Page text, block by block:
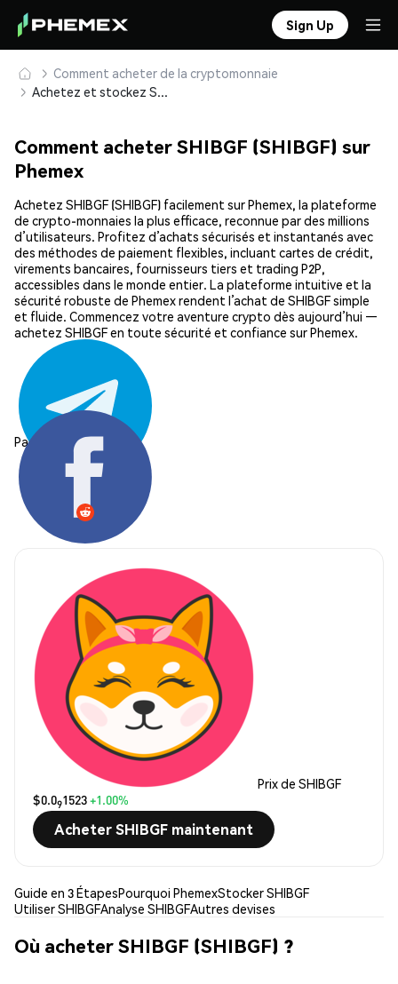
Sign Up
Comment acheter de la cryptomonnaie
Achetez et stockez SHIBGF (SHIBGF) en toute sécurité
Comment acheter SHIBGF (SHIBGF) sur
Phemex
Achetez SHIBGF (SHIBGF) facilement sur Phemex, la plateforme
de crypto-monnaies la plus efficace, reconnue par des millions
d’utilisateurs. Profitez d’achats sécurisés et instantanés avec
des méthodes de paiement flexibles, incluant cartes de crédit,
virements bancaires, fournisseurs tiers et trading P2P,
accessibles dans le monde entier. La plateforme intuitive et la
sécurité robuste de Phemex rendent l’achat de SHIBGF simple
et fluide. Commencez votre aventure crypto dès aujourd’hui —
achetez SHIBGF en toute sécurité et confiance sur Phemex.
Partager:
Prix de SHIBGF
$0.091523+1.00%
Acheter SHIBGF maintenant
Guide en 3 ÉtapesPourquoi PhemexStocker SHIBGF
Utiliser SHIBGFAnalyse SHIBGFAutres devises
Où acheter SHIBGF (SHIBGF) ?